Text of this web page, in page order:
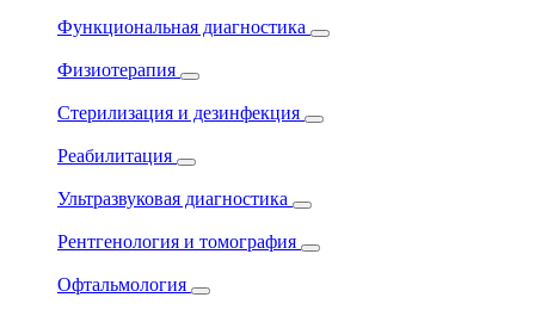
Функциональная диагностика
Физиотерапия
Стерилизация и дезинфекция
Реабилитация
Ультразвуковая диагностика
Рентгенология и томография
Офтальмология